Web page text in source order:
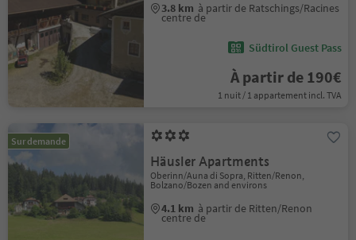
3.8 km à partir de Ratschings/Racines
centre de
Südtirol Guest Pass
À partir de 190€
1 nuit / 1 appartement incl. TVA
Sur demande
Häusler Apartments
Oberinn/Auna di Sopra, Ritten/Renon,
Bolzano/Bozen and environs
4.1 km à partir de Ritten/Renon
centre de